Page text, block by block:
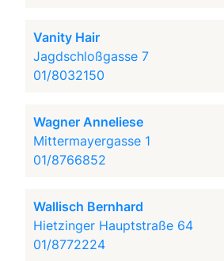
Vanity Hair
Jagdschloßgasse 7
01/8032150
Wagner Anneliese
Mittermayergasse 1
01/8766852
Wallisch Bernhard
Hietzinger Hauptstraße 64
01/8772224